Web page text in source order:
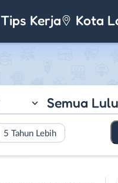
Tips Kerja Kota
Semua
5 Tahun Lebih